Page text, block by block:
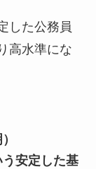
した公務員
高水準にな
安定した基